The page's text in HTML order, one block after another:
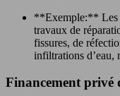
**Exemple:** Les
travaux de
fissures, de
infiltrations d’eau,
Financement privé